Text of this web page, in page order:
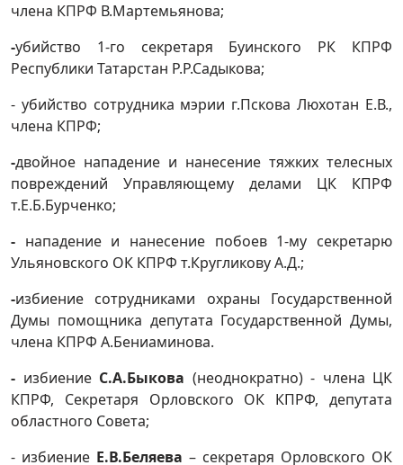
члена КПРФ В.Мартемьянова;
-убийство 1-го секретаря Буинского РК КПРФ
Республики Татарстан Р.Р.Садыкова;
- убийство сотрудника мэрии г.Пскова Люхотан Е.В.,
члена КПРФ;
-двойное нападение и нанесение тяжких телесных
повреждений Управляющему делами ЦК КПРФ
т.Е.Б.Бурченко;
- нападение и нанесение побоев 1-му секретарю
Ульяновского ОК КПРФ т.Кругликову А.Д.;
-избиение сотрудниками охраны Государственной
Думы помощника депутата Государственной Думы,
члена КПРФ А.Бениаминова.
- избиение С.А.Быкова (неоднократно) - члена ЦК
КПРФ, Секретаря Орловского ОК КПРФ, депутата
областного Совета;
- избиение Е.В.Беляева – секретаря Орловского ОК